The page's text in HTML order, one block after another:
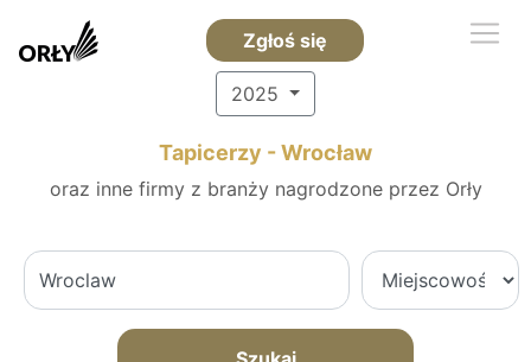
Zgłoś się
2025
Tapicerzy - Wrocław
oraz inne firmy z branży nagrodzone przez Orły